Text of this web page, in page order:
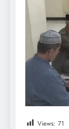
Views: 71